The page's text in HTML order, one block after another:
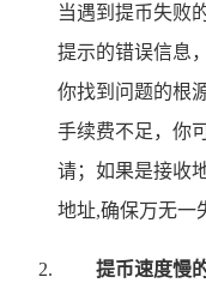
当遇到提币失败
提示的错误信息
你找到问题的根
手续费不足，你
请；如果是接收
地址,确保万无一
提币速度慢